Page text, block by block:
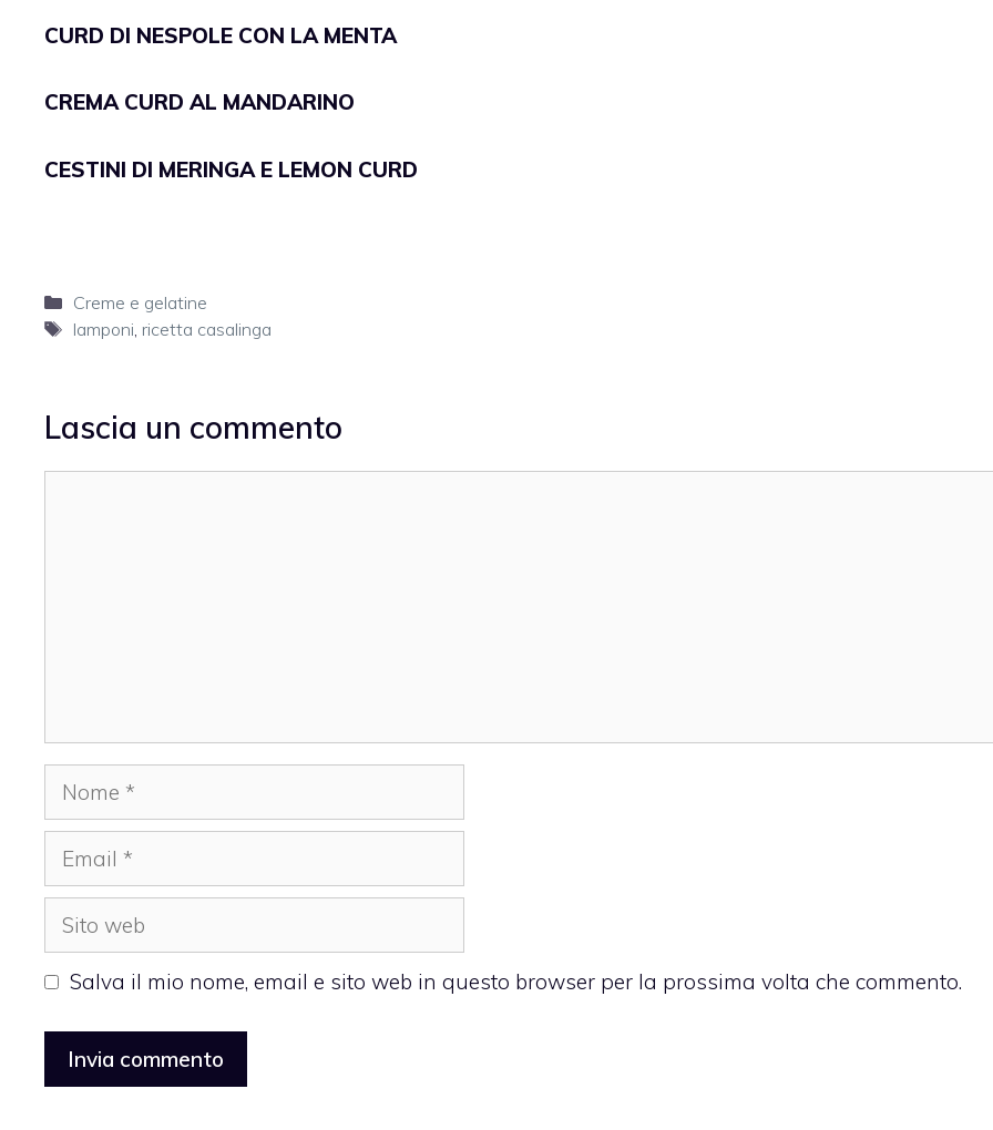
CURD DI NESPOLE CON LA MENTA
CREMA CURD AL MANDARINO
CESTINI DI MERINGA E LEMON CURD
Categorie
Creme e gelatine
Tag
lamponi, ricetta casalinga
Lascia un commento
Nome
Email
Sito
web
Salva il mio nome, email e sito web in questo browser per la prossima volta che commento.